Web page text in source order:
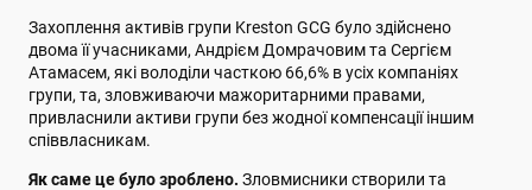
Захоплення активів групи Kreston GCG було здійснено
двома її учасниками, Андрієм Домрачовим та Сергієм
Атамасем, які володіли часткою 66,6% в усіх компаніях
групи, та, зловживаючи мажоритарними правами,
привласнили активи групи без жодної компенсації іншим
співвласникам.
Як саме це було зроблено. Зловмисники створили та